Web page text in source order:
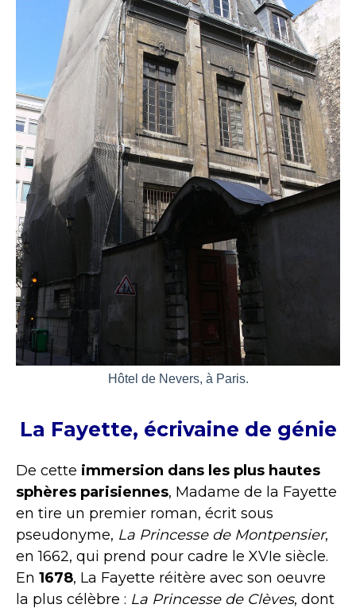
Hôtel de Nevers, à Paris.
La Fayette, écrivaine de génie
De cette immersion dans les plus hautes
sphères parisiennes, Madame de la Fayette
en tire un premier roman, écrit sous
pseudonyme, La Princesse de Montpensier,
en 1662, qui prend pour cadre le XVIe siècle.
En 1678, La Fayette réitère avec son oeuvre
la plus célèbre : La Princesse de Clèves, dont